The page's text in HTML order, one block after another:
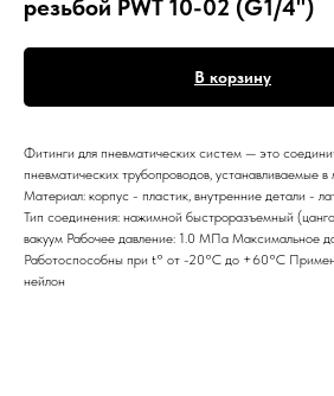
резьбой PWT 10-02 (G1/4")
В корзину
Фитинги для пневматических систем — это
пневматических трубопроводов, устанавливаемые в
Материал: корпус - пластик, внутренние детали -
Тип соединения: нажимной быстроразъемный
вакуум Рабочее давление: 1.0 МПа Максимальное
Работоспособны при t° от -20°С до +60°С
нейлон